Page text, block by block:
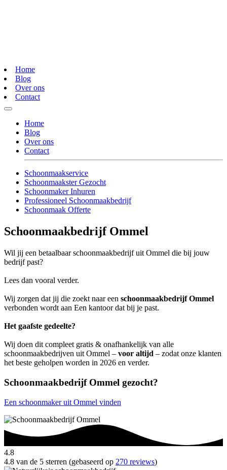
Home
Blog
Over ons
Contact
Home
Blog
Over ons
Contact
Schoonmaakservice
Schoonmaakster Gezocht
Schoonmaker Inhuren
Professioneel Schoonmaakbedrijf
Schoonmaak Offerte
Schoonmaakbedrijf Ommel
Wil jij een betaalbaar schoonmaakbedrijf uit Ommel die bij jouw
bedrijf past?
Lees dan vooral verder.
Wij zorgen dat jij die zoekt naar een schoonmaakbedrijf Ommel
verbonden wordt aan Een kantoor dat bij je past.
Het gaafste gedeelte?
Wij doen dit compleet gratis & onafhankelijk van alle
schoonmaakbedrijven uit Ommel – voor altijd – zodat onze klanten
het beste geholpen worden in 2026 en verder.
Schoonmaakbedrijf Ommel gezocht?
Een schoonmaker uit Ommel vinden
4.8
4.8 van de 5 sterren (gebaseerd op 270 reviews)